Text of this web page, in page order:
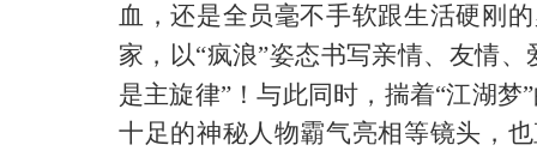
血 ，还是全员毫不手软跟生活硬刚的
家，以“疯浪”姿态书写亲情、友情
是主旋律”！与此同时，揣着“江湖梦
十足的神秘人物霸气亮相等镜头，